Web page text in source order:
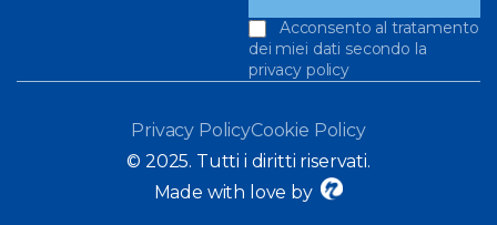
Acconsento al tratamento
dei miei dati secondo la
privacy policy
© 2025. Tutti i diritti riservati.
Made with love by
Privacy PolicyCookie Policy